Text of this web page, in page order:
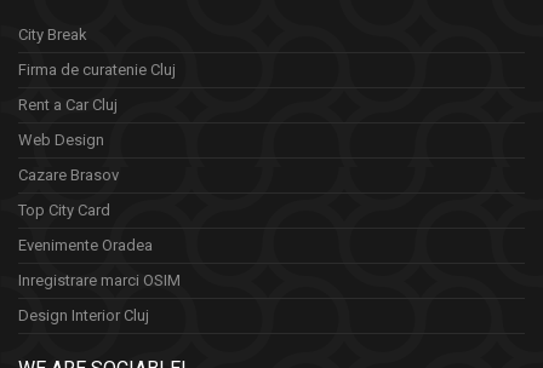
City Break
Firma de curatenie Cluj
Rent a Car Cluj
Web Design
Cazare Brasov
Top City Card
Evenimente Oradea
Inregistrare marci OSIM
Design Interior Cluj